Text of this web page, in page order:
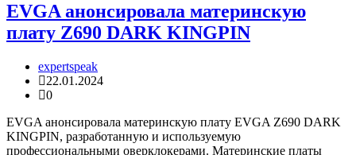
EVGA анонсировала материнскую
плату Z690 DARK KINGPIN
expertspeak
22.01.2024
0
EVGA анонсировала материнскую плату EVGA Z690 DARK
KINGPIN, разработанную и используемую
профессиональными оверклокерами. Материнские платы